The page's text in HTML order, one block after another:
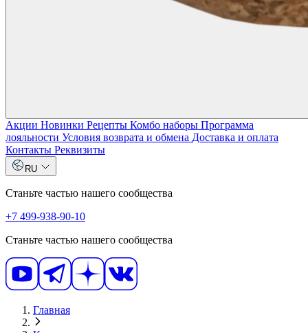
Акции Новинки Рецепты Комбо наборы Программа
лояльности Условия возврата и обмена Доставка и оплата
Контакты Реквизиты
RU
Станьте частью нашего сообщества
+7 499-938-90-10
Станьте частью нашего сообщества
Главная